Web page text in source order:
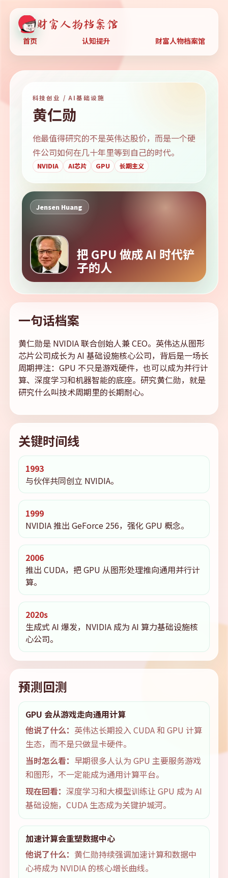
财富人物档案馆
首页 认知提升 财富人物档案馆
科技创业 / AI基础设施
黄仁勋
他最值得研究的不是英伟达股价，而是一个硬
件公司如何在几十年里等到自己的时代。
NVIDIA AI芯片 GPU 长期主义
Jensen Huang
把 GPU 做成 AI 时代铲
子的人
一句话档案
黄仁勋是 NVIDIA 联合创始人兼 CEO。英伟达从图形
芯片公司成长为 AI 基础设施核心公司，背后是一场长
周期押注：GPU 不只是游戏硬件，也可以成为并行计
算、深度学习和机器智能的底座。研究黄仁勋，就是
研究什么叫技术周期里的长期耐心。
关键时间线
1993
与伙伴共同创立 NVIDIA。
1999
NVIDIA 推出 GeForce 256，强化 GPU 概念。
2006
推出 CUDA，把 GPU 从图形处理推向通用并行计
算。
2020s
生成式 AI 爆发，NVIDIA 成为 AI 算力基础设施核
心公司。
预测回测
GPU 会从游戏走向通用计算
他说了什么： 英伟达长期投入 CUDA 和 GPU 计算
生态，而不是只做显卡硬件。
当时怎么看： 早期很多人认为 GPU 主要服务游戏
和图形，不一定能成为通用计算平台。
现在回看： 深度学习和大模型训练让 GPU 成为 AI
基础设施，CUDA 生态成为关键护城河。
加速计算会重塑数据中心
他说了什么： 黄仁勋持续强调加速计算和数据中
心将成为 NVIDIA 的核心增长曲线。